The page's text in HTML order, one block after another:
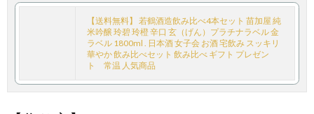
【送料無料】 若鶴酒造飲み比べ4本セット 苗加屋 純
米吟醸 玲碧 玲橙 辛口 玄（げん）プラチナラベル 金
ラベル 1800ml . 日本酒 女子会 お酒 宅飲み スッキリ
華やか 飲み比べセット 飲み比べ ギフト プレゼン
ト 常温 人気商品